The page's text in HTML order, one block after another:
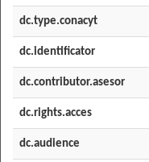
dc.type.conacyt
dc.identificator
dc.contributor.asesor
dc.rights.acces
dc.audience